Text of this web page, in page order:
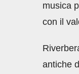
musica
con il
antiche